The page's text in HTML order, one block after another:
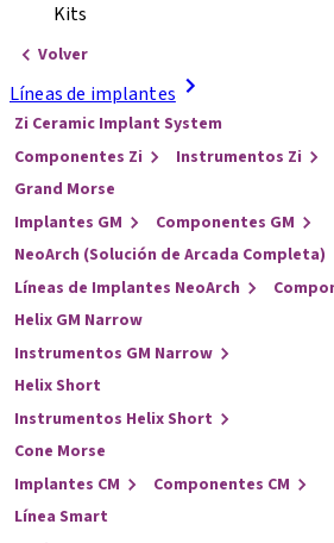
Kits
Volver
Líneas de implantes
Zi Ceramic Implant System
Componentes Zi
Instrumentos Zi
Grand Morse
Implantes GM
Componentes GM
NeoArch (Solución de Arcada Completa)
Líneas de Implantes NeoArch
Helix GM Narrow
Instrumentos GM Narrow
Helix Short
Instrumentos Helix Short
Cone Morse
Implantes CM
Componentes CM
Línea Smart